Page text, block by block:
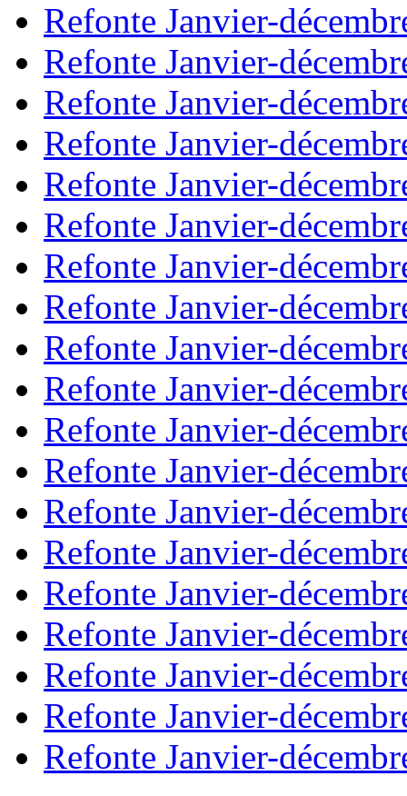
Refonte Janvier-
Refonte Janvier-
Refonte Janvier-
Refonte Janvier-
Refonte Janvier-
Refonte Janvier-
Refonte Janvier-
Refonte Janvier-
Refonte Janvier-
Refonte Janvier-
Refonte Janvier-
Refonte Janvier-
Refonte Janvier-
Refonte Janvier-
Refonte Janvier-
Refonte Janvier-
Refonte Janvier-
Refonte Janvier-
Refonte Janvier-